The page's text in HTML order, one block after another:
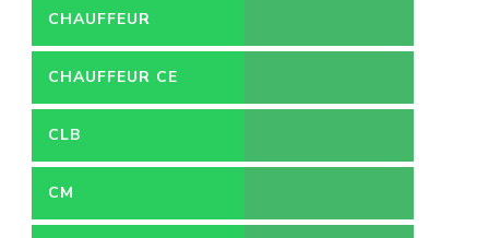
CHAUFFEUR
CHAUFFEUR CE
CLB
CM